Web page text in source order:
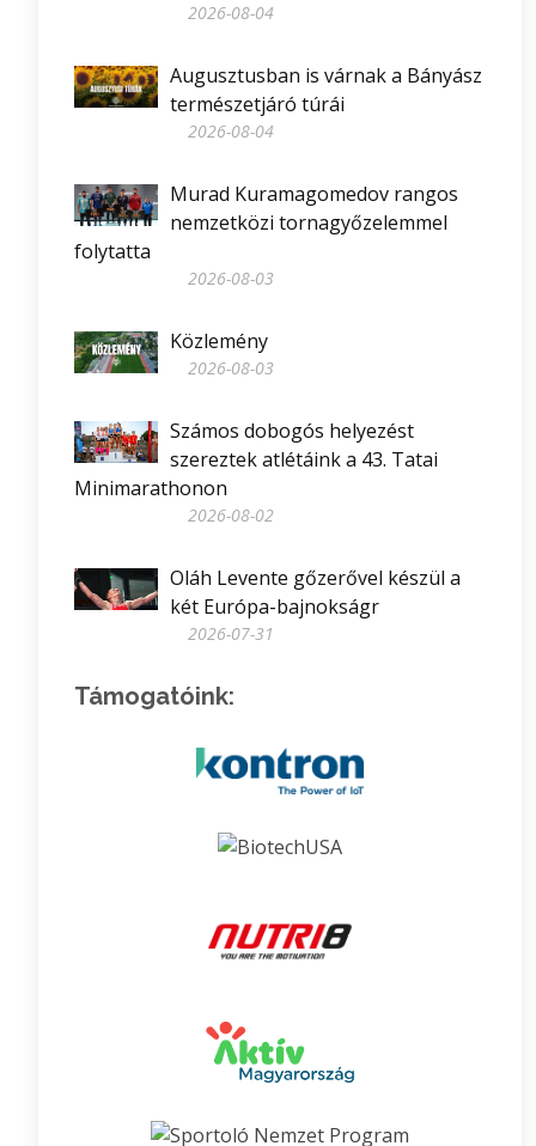
2026-08-04
Augusztusban is várnak a Bányász
természetjáró túrái
2026-08-04
Murad Kuramagomedov rangos
nemzetközi tornagyőzelemmel
folytatta
2026-08-03
Közlemény
2026-08-03
Számos dobogós helyezést
szereztek atlétáink a 43. Tatai
Minimarathonon
2026-08-02
Oláh Levente gőzerővel készül a
két Európa-bajnokságr
2026-07-31
Támogatóink: